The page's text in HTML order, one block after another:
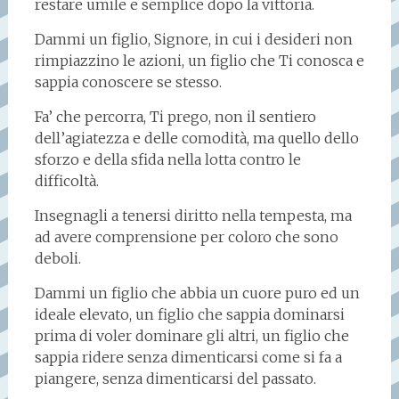
restare umile e semplice dopo la vittoria.
Dammi un figlio, Signore, in cui i desideri non
rimpiazzino le azioni, un figlio che Ti conosca e
sappia conoscere se stesso.
Fa’ che percorra, Ti prego, non il sentiero
dell’agiatezza e delle comodità, ma quello dello
sforzo e della sfida nella lotta contro le
difficoltà.
Insegnagli a tenersi diritto nella tempesta, ma
ad avere comprensione per coloro che sono
deboli.
Dammi un figlio che abbia un cuore puro ed un
ideale elevato, un figlio che sappia dominarsi
prima di voler dominare gli altri, un figlio che
sappia ridere senza dimenticarsi come si fa a
piangere, senza dimenticarsi del passato.